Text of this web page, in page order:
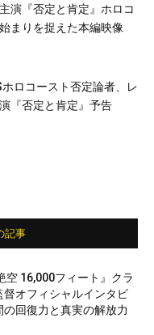
演『否定と肯定』ホロコ
まりを捉えた本編映像
ロコースト否定論者、レ
『否定と肯定』予告
記事
空 16,000フィート』クラ
督オフィシャルインタビ
の回復力と真実の解放力